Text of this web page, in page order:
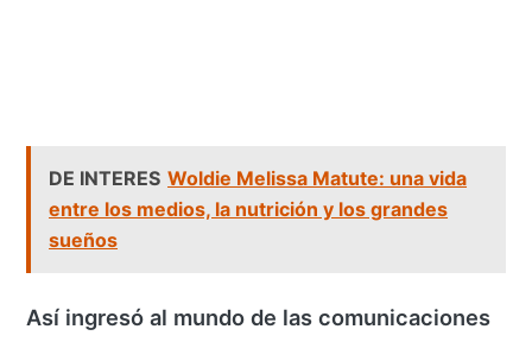
DE INTERES Woldie Melissa Matute: una vida
entre los medios, la nutrición y los grandes
sueños
Así ingresó al mundo de las comunicaciones